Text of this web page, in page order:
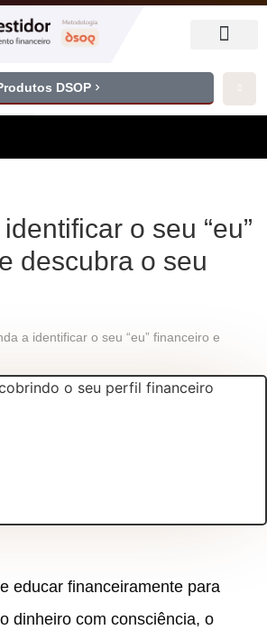
DSOP
o seu “eu”
descubra o seu
a identificar o seu “eu” financeiro e
educar financeiramente para
dinheiro com consciência, o